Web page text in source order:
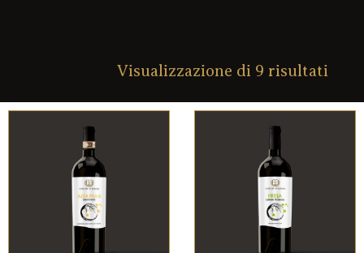
Visualizzazione di 9 risultatiin
al
più